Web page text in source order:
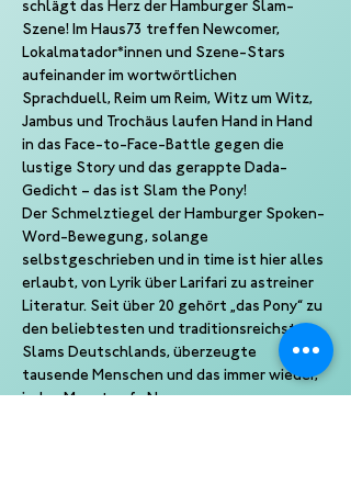
schlägt das Herz der Hamburger Slam-
Szene! Im Haus73 treffen Newcomer,
Lokalmatador*innen und Szene-Stars
aufeinander im wortwörtlichen
Sprachduell, Reim um Reim, Witz um Witz,
Jambus und Trochäus laufen Hand in Hand
in das Face-to-Face-Battle gegen die
lustige Story und das gerappte Dada-
Gedicht – das ist Slam the Pony!
Der Schmelztiegel der Hamburger Spoken-
Word-Bewegung, solange
selbstgeschrieben und in time ist hier alles
erlaubt, von Lyrik über Larifari zu astreiner
Literatur. Seit über 20 gehört „das Pony“ zu
den beliebtesten und traditionsreichsten
Slams Deutschlands, überzeugte
tausende Menschen und das immer wieder,
jeden Monat aufs Neue.